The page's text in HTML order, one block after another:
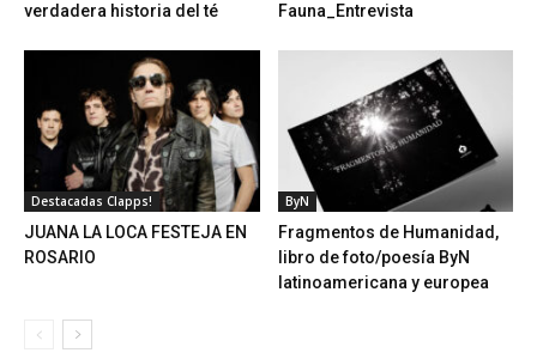
verdadera historia del té
Fauna_Entrevista
Destacadas Clapps!
JUANA LA LOCA FESTEJA EN
ROSARIO
ByN
Fragmentos de Humanidad,
libro de foto/poesía ByN
latinoamericana y europea